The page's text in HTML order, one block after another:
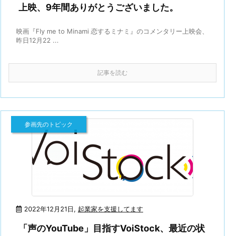
上映、9年間ありがとうございました。
映画『Fly me to Minami 恋するミナミ』のコメンタリー上映会、
昨日12月22 ...
記事を読む
2022年12月21日
参画先のトピック
, 起業家を支援してます
「声のYouTube」目指すVoiStock、最近の状